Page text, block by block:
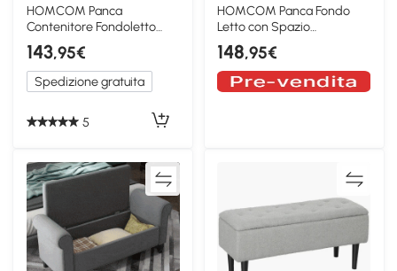
HOMCOM Panca
Contenitore Fondoletto
Imbottita in Velluto Grigio
143,95€
Spedizione gratuita
5
HOMCOM Panca Fondo
Letto con Spazio
Portaoggetti Braccioli
148,95€